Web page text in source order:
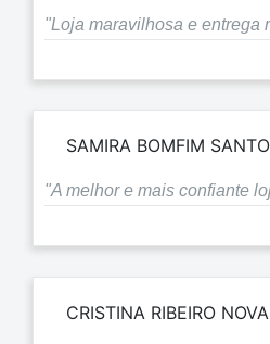
"Loja maravilhosa e entrega
SAMIRA BOMFIM
"A melhor e mais confiante
CRISTINA RIBEIRO